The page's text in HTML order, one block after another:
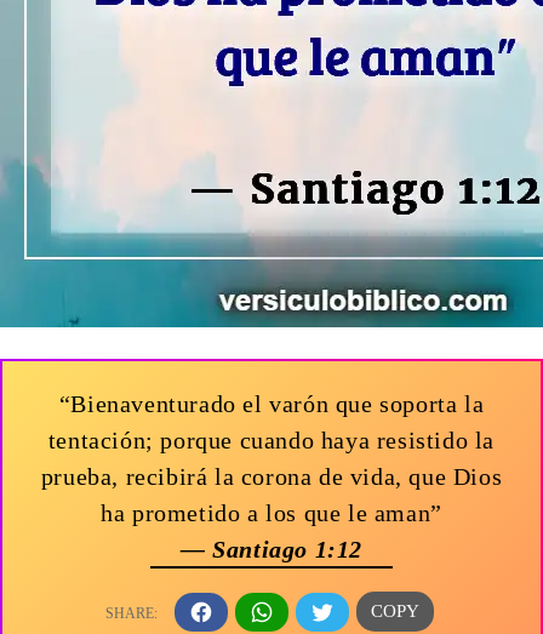
“Bienaventurado el varón que soporta la
tentación; porque cuando haya resistido la
prueba, recibirá la corona de vida, que Dios
ha prometido a los que le aman”
— Santiago 1:12